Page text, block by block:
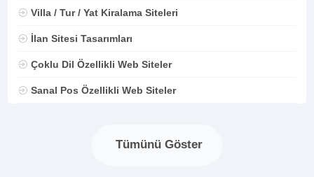
Villa / Tur / Yat Kiralama Siteleri
İlan Sitesi Tasarımları
Çoklu Dil Özellikli Web Siteler
Sanal Pos Özellikli Web Siteler
Tümünü Göster